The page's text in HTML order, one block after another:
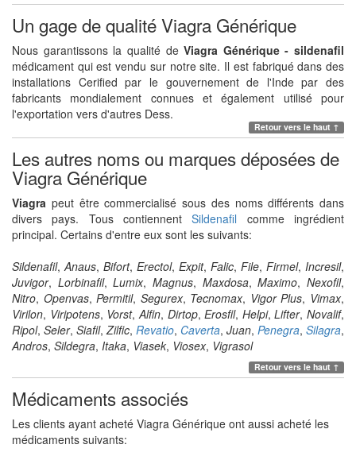
Un gage de qualité Viagra Générique
Nous garantissons la qualité deViagra Générique - sildenafil
médicament qui est vendu sur notre site. Il est fabriqué dans des
installations Cerified par le gouvernement de l'Inde par des
fabricants mondialement connues et également utilisé pour
l'exportation vers d'autres Dess.
Retour vers le haut ↑
Les autres noms ou marques déposées de
Viagra Générique
Viagra peut être commercialisé sous des noms différents dans
divers pays. Tous contiennentSildenafil comme ingrédient
principal. Certains d'entre eux sont les suivants:
Sildenafil, Anaus, Bifort, Erectol, Expit, Falic, File, Firmel, Incresil,
Juvigor, Lorbinafil,Lumix,Magnus, Maxdosa,Maximo,Nexofil,
Nitro, Openvas,Permitil, Segurex, Tecnomax, Vigor Plus, Vimax,
Virilon, Viripotens, Vorst, Alfin, Dirtop,Erosfil, Helpi,Lifter, Novalif,
Ripol, Seler, Siafil, Zilfic, Revatio, Caverta, Juan, Penegra, Silagra,
Andros, Sildegra, Itaka, Viasek, Viosex, Vigrasol
Retour vers le haut ↑
Médicaments associés
Les clients ayant acheté Viagra Générique ont aussi acheté les
médicaments suivants: